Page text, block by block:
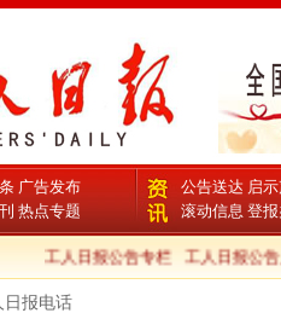
广告发布
热点专题
公告送达 启
滚动信息 登
工人日报公告专栏 工人日报公告
日报电话